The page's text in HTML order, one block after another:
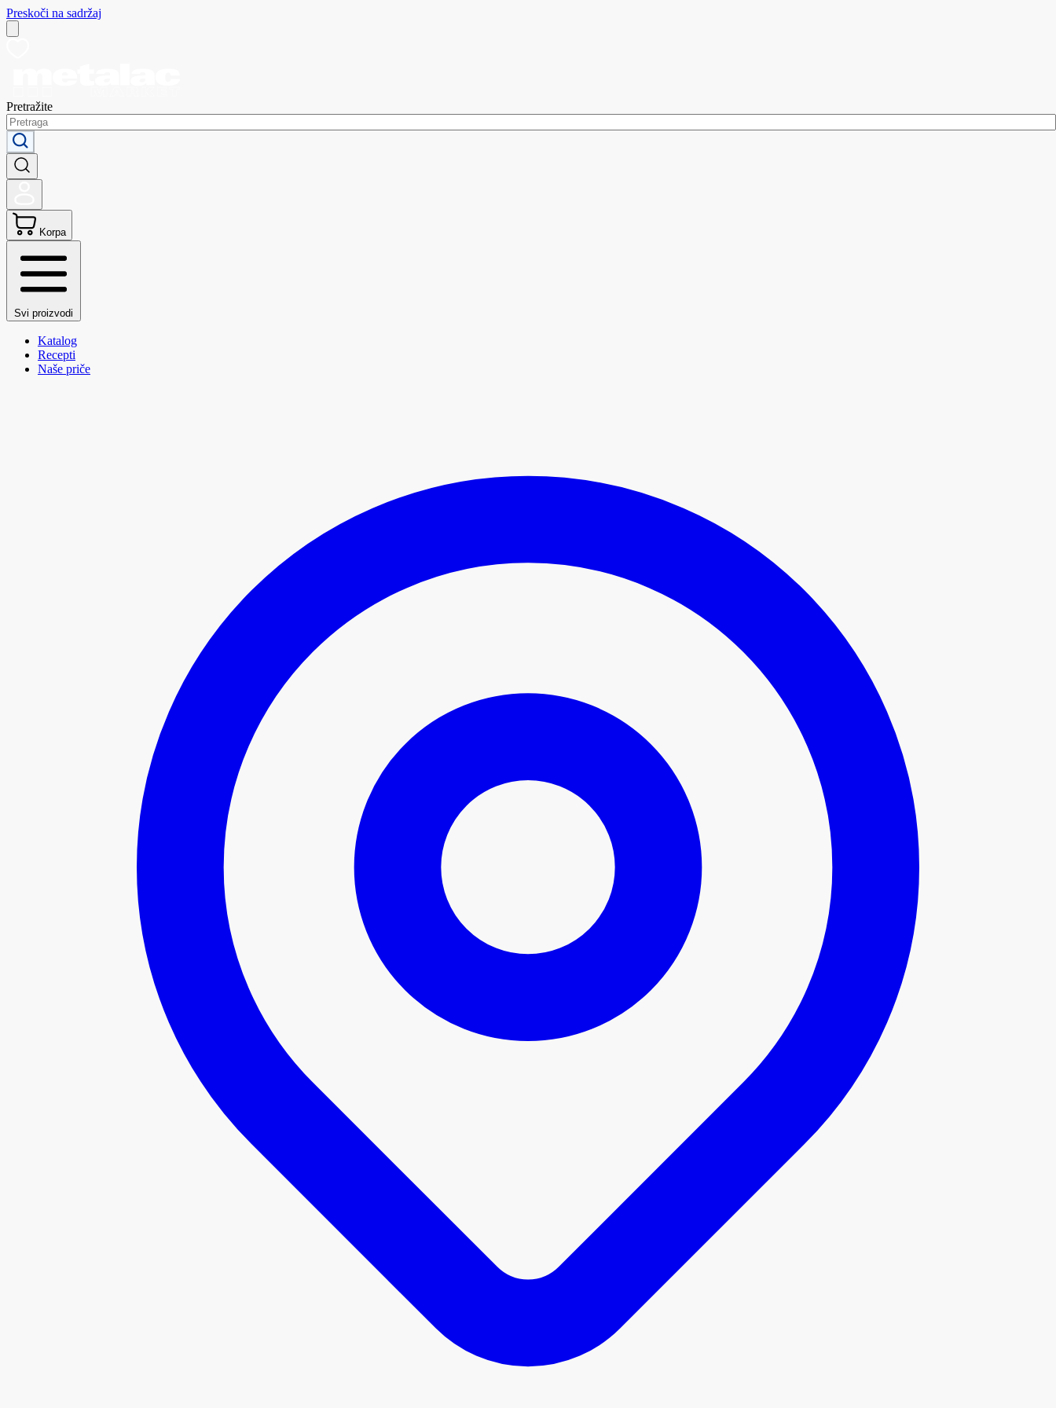
Preskoči na sadržaj
Pretražite
Korpa
Svi proizvodi
Katalog
Recepti
Naše priče